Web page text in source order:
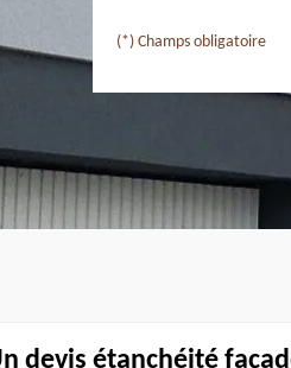
(*) Champs obligatoire
devis étanchéité